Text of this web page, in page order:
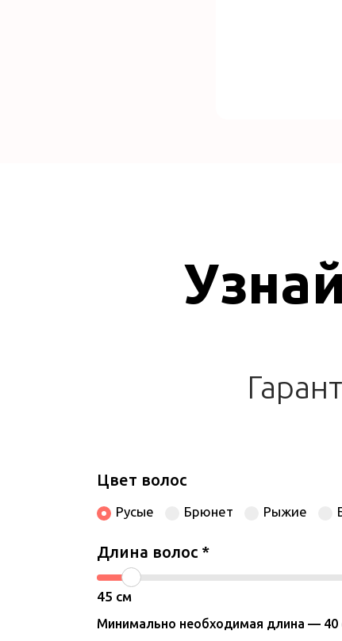
Цвет волос
Русые Брюнет Рыжие
Длина волос *
45 см
Минимально необходимая длина — 40